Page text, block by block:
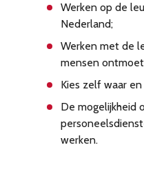
Werken op de
Nederland;
Werken met de
mensen
Kies zelf waar
De mogelijkheid
werken.